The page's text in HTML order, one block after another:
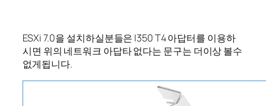
ESXi 7.0을 설치하실분들은 I350 T4 아답터를 이용하
시면 위의 네트워크 아답타 없다는 문구는 더이상 볼수
없게됩니다.